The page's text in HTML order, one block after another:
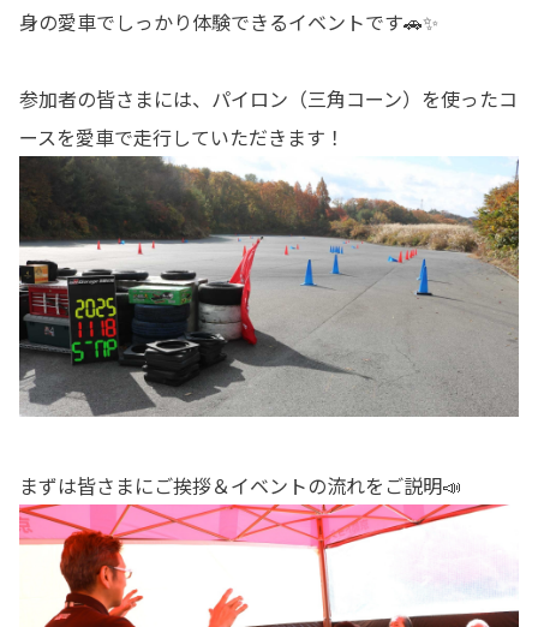
身の愛車でしっかり体験できるイベントです🚗✨️
参加者の皆さまには、パイロン（三角コーン）を使ったコ
ースを愛車で走行していただきます！
まずは皆さまにご挨拶＆イベントの流れをご説明📣